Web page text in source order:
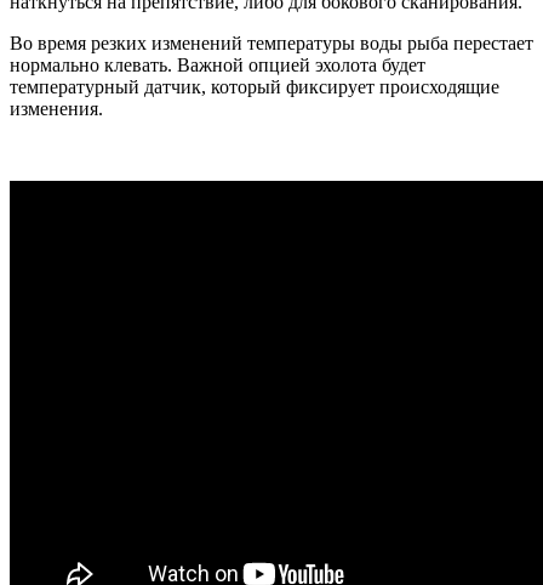
Во время резких изменений температуры воды рыба перестает
нормально клевать. Важной опцией эхолота будет
температурный датчик, который фиксирует происходящие
изменения.